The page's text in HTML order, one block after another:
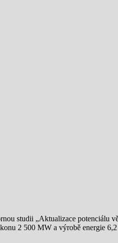
studii „Aktualizace potenciálu
2 500 MW a výrobě energie